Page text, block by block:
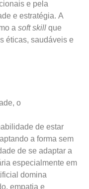
e pela
e estratégia. A
a soft skill que
éticas, saudáveis e
o
de estar
a forma sem
de se adaptar a
especialmente em
domina
empatia e